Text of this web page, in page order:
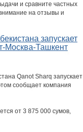
и сравните частных
на отзывы и
запускает
Москва-Ташкент
Qanot Sharq запускает
сообщает компания
от 3 875 000 сумов,